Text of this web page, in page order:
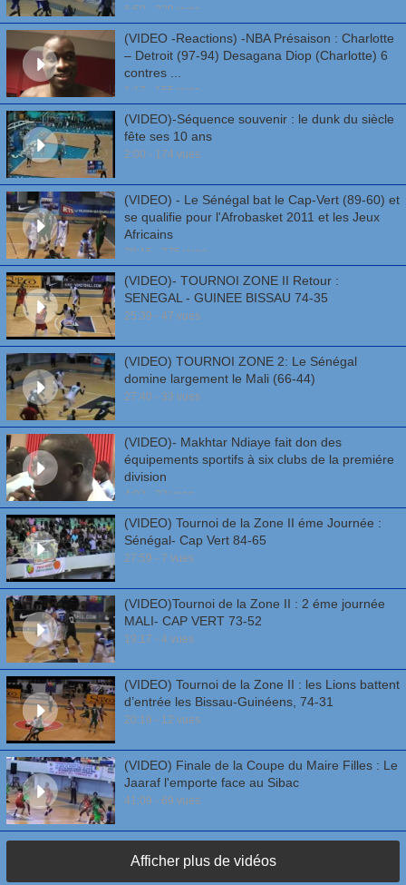
6:50 - 229 vues
(VIDEO -Reactions) -NBA Présaison : Charlotte
– Detroit (97-94) Desagana Diop (Charlotte) 6
contres ...
1:17 - 155 vues
(VIDEO)-Séquence souvenir : le dunk du siècle
fête ses 10 ans
2:00 - 174 vues
(VIDEO) - Le Sénégal bat le Cap-Vert (89-60) et
se qualifie pour l'Afrobasket 2011 et les Jeux
Africains
29:15 - 275 vues
(VIDEO)- TOURNOI ZONE II Retour :
SENEGAL - GUINEE BISSAU 74-35
25:39 - 47 vues
(VIDEO) TOURNOI ZONE 2: Le Sénégal
domine largement le Mali (66-44)
27:40 - 33 vues
(VIDEO)- Makhtar Ndiaye fait don des
équipements sportifs à six clubs de la premiére
division
4:03 - 32 vues
(VIDEO) Tournoi de la Zone II éme Journée :
Sénégal- Cap Vert 84-65
27:59 - 7 vues
(VIDEO)Tournoi de la Zone II : 2 éme journée
MALI- CAP VERT 73-52
19:17 - 4 vues
(VIDEO) Tournoi de la Zone II : les Lions battent
d’entrée les Bissau-Guinéens, 74-31
20:19 - 12 vues
(VIDEO) Finale de la Coupe du Maire Filles : Le
Jaaraf l'emporte face au Sibac
41:09 - 69 vues
Afficher plus de vidéos